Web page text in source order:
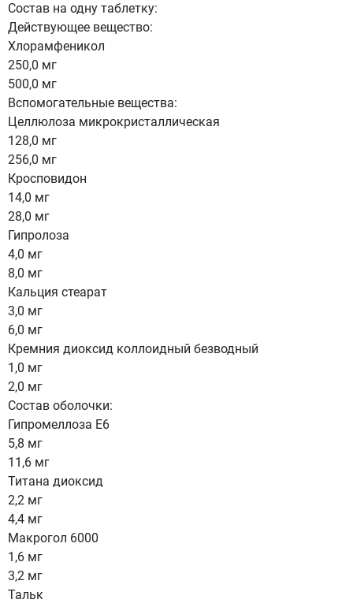
Состав на одну таблетку:
Действующее вещество:
Хлорамфеникол
250,0 мг
500,0 мг
Вспомогательные вещества:
Целлюлоза микрокристаллическая
128,0 мг
256,0 мг
Кросповидон
14,0 мг
28,0 мг
Гипролоза
4,0 мг
8,0 мг
Кальция стеарат
3,0 мг
6,0 мг
Кремния диоксид коллоидный безводный
1,0 мг
2,0 мг
Состав оболочки:
Гипромеллоза Е6
5,8 мг
11,6 мг
Титана диоксид
2,2 мг
4,4 мг
Макрогол 6000
1,6 мг
3,2 мг
Тальк